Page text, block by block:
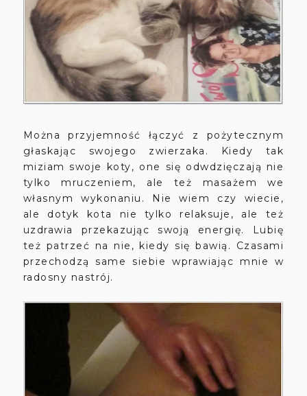
Można przyjemność łączyć z pożytecznym
głaskając swojego zwierzaka. Kiedy tak
miziam swoje koty, one się odwdzięczają nie
tylko mruczeniem, ale też masażem we
własnym wykonaniu. Nie wiem czy wiecie,
ale dotyk kota nie tylko relaksuje, ale też
uzdrawia przekazując swoją energię. Lubię
też patrzeć na nie, kiedy się bawią. Czasami
przechodzą same siebie wprawiając mnie w
radosny nastrój.